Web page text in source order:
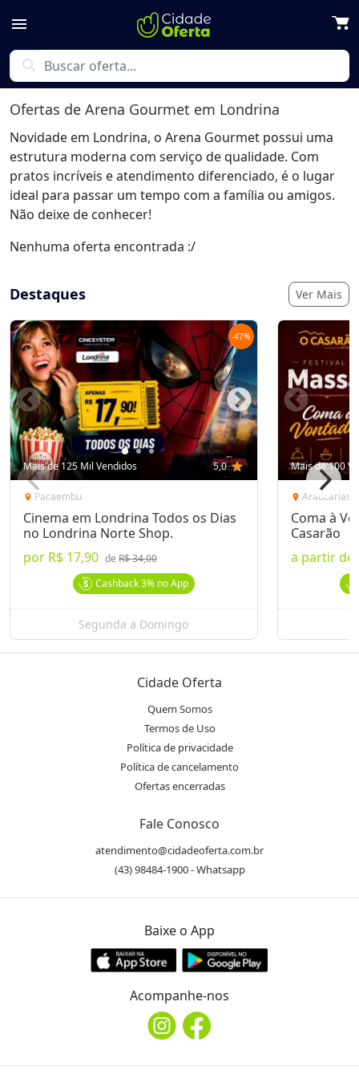
menu
search
Ofertas de Arena Gourmet em Londrina
Novidade em Londrina, o Arena Gourmet possui uma
estrutura moderna com serviço de qualidade. Com
pratos incríveis e atendimento diferenciado, é o lugar
ideal para passar um tempo com a família ou amigos.
Não deixe de conhecer!
Nenhuma oferta encontrada :/
Destaques Ver Mais
-47%
Mais de 125 Mil Vendidos 5,0 star
location_on Pacaembu
Cinema em Londrina Todos os Dias
no Londrina Norte Shop.
por R$ 17,90 deR$ 34,00
Cashback3%no App
Segunda a Domingo
Mais de 100
location_on Araucárias
Coma à
Casarão
a partir de
Cidade Oferta
Quem Somos
Termos de Uso
Política de privacidade
Política de cancelamento
Ofertas encerradas
Fale Conosco
atendimento@cidadeoferta.com.br
(43) 98484-1900 - Whatsapp
Baixe o App
Acompanhe-nos